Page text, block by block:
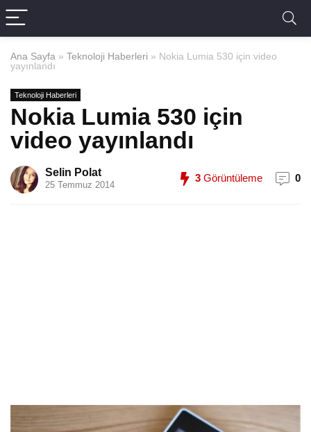
Ana Sayfa » Teknoloji Haberleri » Nokia Lumia 530 için video
yayınlandı
Teknoloji Haberleri
Nokia Lumia 530 için
video yayınlandı
Selin Polat
25 Temmuz 2014
3 Görüntüleme 0